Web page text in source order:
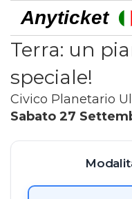
Anyticket
Terra: un
speciale!
Civico Planetario
Sabato 27